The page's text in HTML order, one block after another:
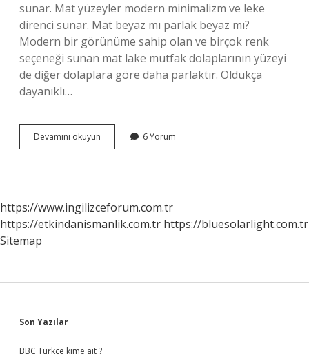
sunar. Mat yüzeyler modern minimalizm ve leke
direnci sunar. Mat beyaz mı parlak beyaz mı?
Modern bir görünüme sahip olan ve birçok renk
seçeneği sunan mat lake mutfak dolaplarının yüzeyi
de diğer dolaplara göre daha parlaktır. Oldukça
dayanıklı…
Devamını okuyun
Tezgah
6 Yorum
https://www.ingilizceforum.com.tr
https://etkindanismanlik.com.tr https://bluesolarlight.com.tr
Sitemap
Sidebar
Son Yazılar
BBC Türkçe kime ait ?